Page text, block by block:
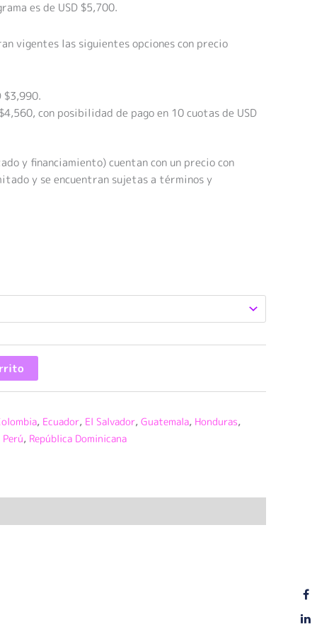
es de USD $5,700.
vigentes las siguientes opciones con precio
$3,990.
con posibilidad de pago en 10 cuotas de USD
y financiamiento) cuentan con un precio con
y se encuentran sujetas a términos y
, Ecuador, El Salvador, Guatemala, Honduras,
Perú, República Dominicana